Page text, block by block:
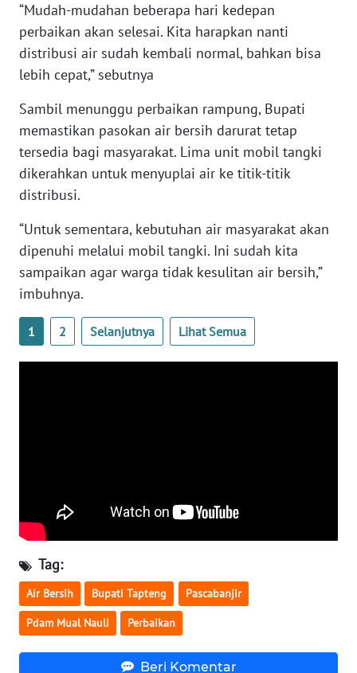
“Mudah-mudahan beberapa hari kedepan
perbaikan akan selesai. Kita harapkan nanti
distribusi air sudah kembali normal, bahkan bisa
lebih cepat,” sebutnya
Sambil menunggu perbaikan rampung, Bupati
memastikan pasokan air bersih darurat tetap
tersedia bagi masyarakat. Lima unit mobil tangki
dikerahkan untuk menyuplai air ke titik-titik
distribusi.
“Untuk sementara, kebutuhan air masyarakat akan
dipenuhi melalui mobil tangki. Ini sudah kita
sampaikan agar warga tidak kesulitan air bersih,”
imbuhnya.
1 2 Selanjutnya Lihat Semua
Tag:
Air Bersih Bupati Tapteng Pascabanjir
Pdam Mual Nauli Perbaikan
Beri Komentar
BABEL
WN
SUMBAR
WN
SUMSEL
WN
BENGKULU
WN
LAMPUNG
WN
WN
WN
KALBAR
WN